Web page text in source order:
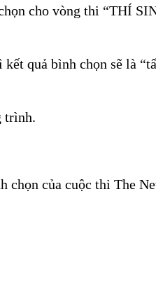
cho vòng thi “THÍ
quả bình chọn sẽ là
trình.
chọn của cuộc thi The